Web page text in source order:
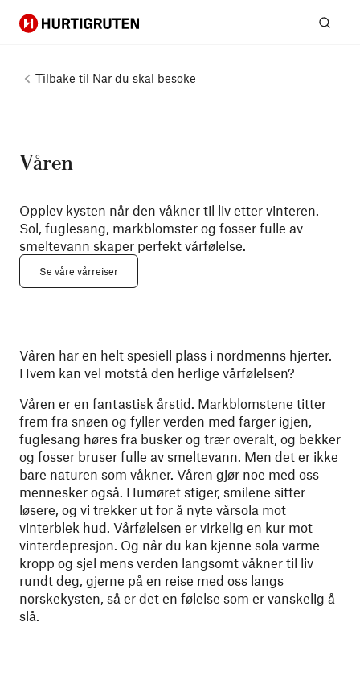
Hurtigruten
Tilbake til Nar du skal besoke
Våren
Opplev kysten når den våkner til liv etter vinteren.
Sol, fuglesang, markblomster og fosser fulle av
smeltevann skaper perfekt vårfølelse.
Se våre vårreiser
Våren har en helt spesiell plass i nordmenns hjerter.
Hvem kan vel motstå den herlige vårfølelsen?
Våren er en fantastisk årstid. Markblomstene titter
frem fra snøen og fyller verden med farger igjen,
fuglesang høres fra busker og trær overalt, og bekker
og fosser bruser fulle av smeltevann. Men det er ikke
bare naturen som våkner. Våren gjør noe med oss
mennesker også. Humøret stiger, smilene sitter
løsere, og vi trekker ut for å nyte vårsola mot
vinterblek hud. Vårfølelsen er virkelig en kur mot
vinterdepresjon. Og når du kan kjenne sola varme
kropp og sjel mens verden langsomt våkner til liv
rundt deg, gjerne på en reise med oss langs
norskekysten, så er det en følelse som er vanskelig å
slå.